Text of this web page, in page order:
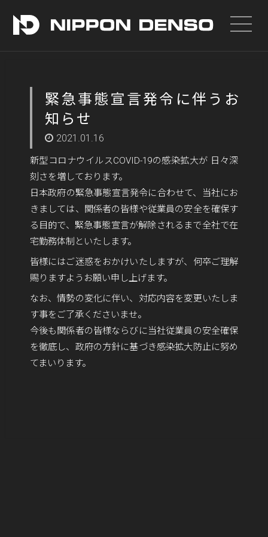
緊急事態宣言発令に伴うお
知らせ
2021.01.16
新型コロナウイルスCOVID-19の感染拡大が 日々深
刻さを増しております。
日本政府の緊急事態宣言発令に合わせて、当社にお
きましては、関係者の皆様や従業員の安全を確保す
る目的で、緊急事態宣言が解除されるまで全社で在
宅勤務体制といたします。
皆様にはご迷惑をおかけいたしますが、何卒ご理解
賜りますようお願い申し上げます。
なお、情勢の変化に伴い、対応内容を変更いたしま
す事をご了承くださいませ。
今後も関係者の皆様ならびに当社従業員の安全確保
を徹底し、政府の方針に基づき感染拡大防止に努め
てまいります。